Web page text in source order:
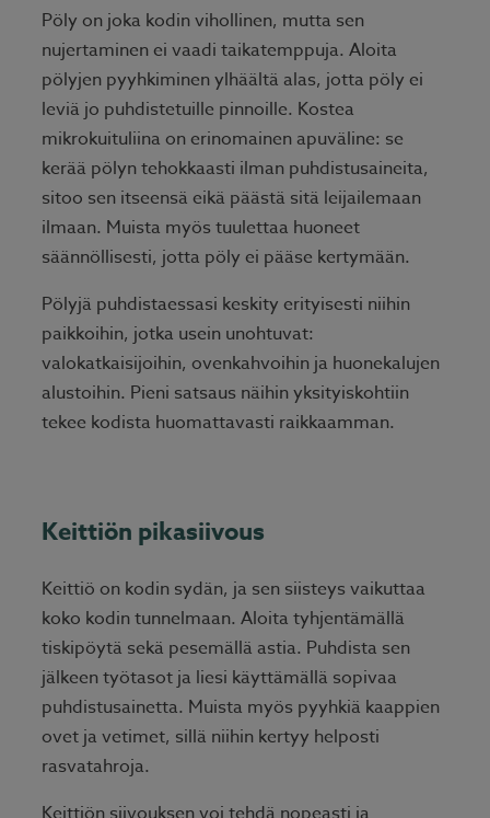
Pöly on joka kodin vihollinen, mutta sen
nujertaminen ei vaadi taikatemppuja. Aloita
pölyjen pyyhkiminen ylhäältä alas, jotta pöly ei
leviä jo puhdistetuille pinnoille. Kostea
mikrokuituliina on erinomainen apuväline: se
kerää pölyn tehokkaasti ilman puhdistusaineita,
sitoo sen itseensä eikä päästä sitä leijailemaan
ilmaan. Muista myös tuulettaa huoneet
säännöllisesti, jotta pöly ei pääse kertymään.
Pölyjä puhdistaessasi keskity erityisesti niihin
paikkoihin, jotka usein unohtuvat:
valokatkaisijoihin, ovenkahvoihin ja huonekalujen
alustoihin. Pieni satsaus näihin yksityiskohtiin
tekee kodista huomattavasti raikkaamman.
Keittiön pikasiivous
Keittiö on kodin sydän, ja sen siisteys vaikuttaa
koko kodin tunnelmaan. Aloita tyhjentämällä
tiskipöytä sekä pesemällä astia. Puhdista sen
jälkeen työtasot ja liesi käyttämällä sopivaa
puhdistusainetta. Muista myös pyyhkiä kaappien
ovet ja vetimet, sillä niihin kertyy helposti
rasvatahroja.